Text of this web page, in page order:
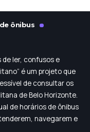
ônibus
de ler, confusos e
é um projeto que
de consultar os
de Belo Horizonte.
de horários de ônibus
navegarem e